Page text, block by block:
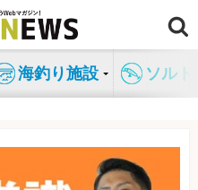
海釣り施設 ソル